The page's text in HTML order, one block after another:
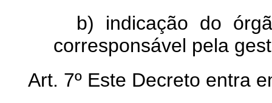
b) indicação do
corresponsável pela
Art. 7º Este Decreto entra